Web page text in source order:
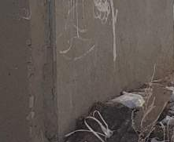
Продажа
103662 - Г.